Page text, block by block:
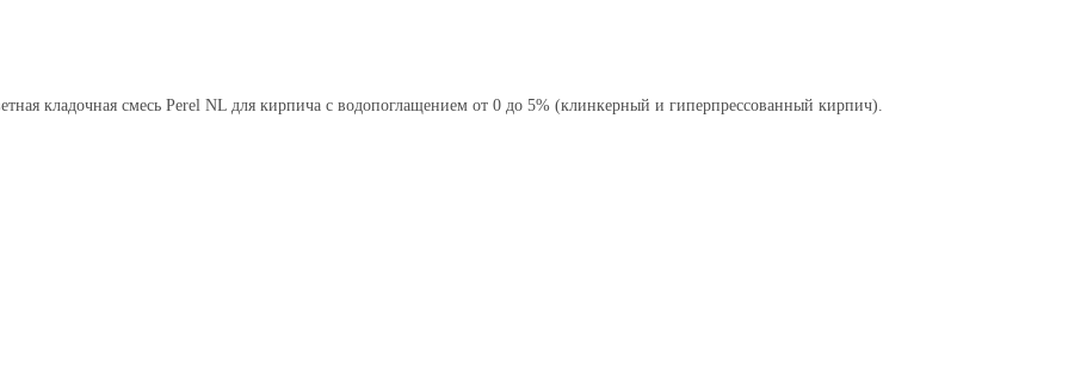
кладочная смесь Perel NL для кирпича с водопоглащением от 0 до 5% (клинкерный и гиперпрессованный кирпич).